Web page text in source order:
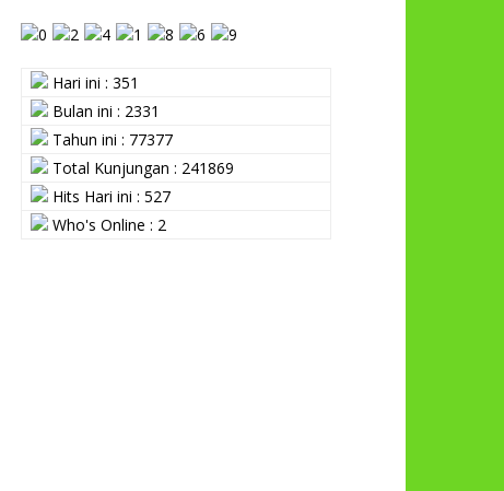
Hari ini : 351
Bulan ini : 2331
Tahun ini : 77377
Total Kunjungan : 241869
Hits Hari ini : 527
Who's Online : 2